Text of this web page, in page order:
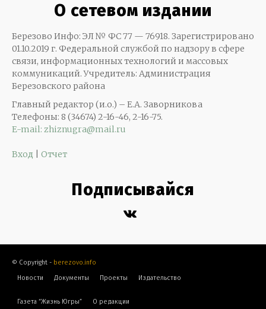
О сетевом издании
Березово Инфо: ЭЛ № ФС 77 — 76918. Зарегистрировано
01.10.2019 г. Федеральной службой по надзору в сфере
связи, информационных технологий и массовых
коммуникаций. Учредитель: Администрация
Березовского района
Главный редактор (и.о.) – Е.А. Заворникова
Телефоны: 8 (34674) 2-16-46, 2-16-75.
E-mail: zhiznugra@mail.ru
Вход Отчет
Подписывайся
© Copyright - berezovo.info
Новости
Документы Проекты Издательство
Газета “Жизнь Югры” О редакции